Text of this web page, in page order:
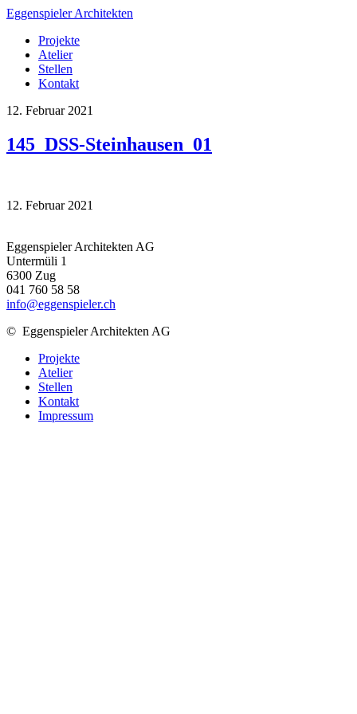
Eggenspieler Architekten
Projekte
Atelier
Stellen
Kontakt
12. Februar 2021
145_DSS-Steinhausen_01
12. Februar 2021
Eggenspieler Architekten AG
Untermüli 1
6300 Zug
041 760 58 58
info@eggenspieler.ch
© Eggenspieler Architekten AG
Projekte
Atelier
Stellen
Kontakt
Impressum